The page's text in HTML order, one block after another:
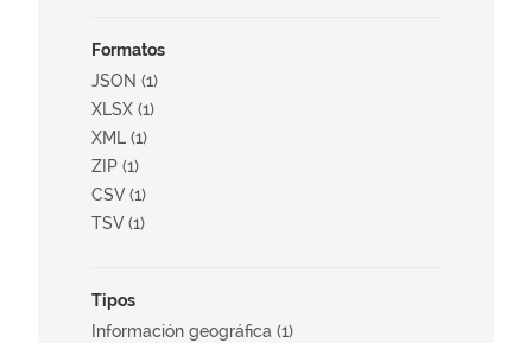
Formatos
JSON (1)
XLSX (1)
XML (1)
ZIP (1)
CSV (1)
TSV (1)
Tipos
Información geográfica (1)